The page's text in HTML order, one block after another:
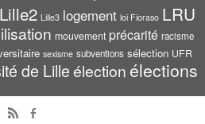
Lille2 Lille3 logement loi Fioraso LRU
mouvement précarité racisme
sexisme subventions sélection UFR
de Lilleélection élections